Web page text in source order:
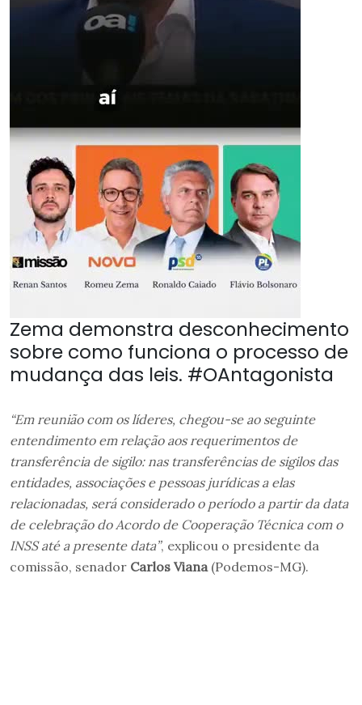
Zema demonstra desconhecimento
sobre como funciona o processo de
mudança das leis. #OAntagonista
“Em reunião com os líderes, chegou-se ao seguinte
entendimento em relação aos requerimentos de
transferência de sigilo: nas transferências de sigilos das
entidades, associações e pessoas jurídicas a elas
relacionadas, será considerado o período a partir da data
de celebração do Acordo de Cooperação Técnica com o
INSS até a presente data”, explicou o presidente da
comissão, senador Carlos Viana (Podemos-MG).